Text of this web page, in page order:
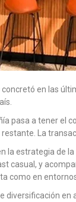
concretó en las
pasa a tener el
La
la estrategia de
casual, y
como en
diversificación